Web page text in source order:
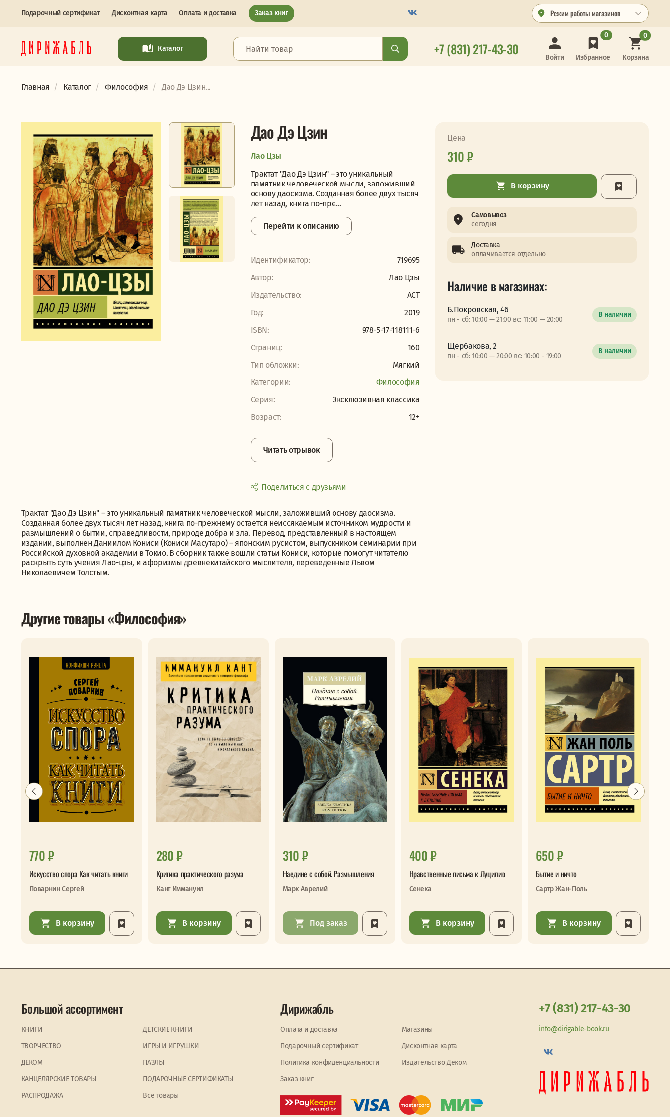
Подарочный сертификат Дисконтная карта Оплата и доставка Заказ книг Режим работы магазинов
Каталог +7 (831) 217-43-30 Войти Избранное
0
Корзина
0
Главная Каталог Философия Дао Дэ Цзин...
Дао Дэ Цзин
Лао Цзы
Трактат "Дао Дэ Цзин" – это уникальный
памятник человеческой мысли, заложивший
основу даосизма. Созданная более двух тысяч
лет назад, книга по-пре...
Перейти к описанию
Идентификатор:
719695
Автор:
Лао Цзы
Издательство:
АСТ
Год:
2019
ISBN:
978-5-17-118111-6
Страниц:
160
Тип обложки:
Мягкий
Категории:
Философия
Серия:
Эксклюзивная классика
Возраст:
12+
Читать отрывок
Поделиться с друзьями
Трактат "Дао Дэ Цзин" – это уникальный памятник человеческой мысли, заложивший основу даосизма.
Созданная более двух тысяч лет назад, книга по-прежнему остается неиссякаемым источником мудрости и
размышлений о бытии, справедливости, природе добра и зла. Перевод, представленный в настоящем
издании, выполнен Даниилом Кониси (Кониси Масутаро) – японским русистом, выпускником семинарии при
Российской духовной академии в Токио. В сборник также вошли статьи Кониси, которые помогут читателю
раскрыть суть учения Лао-цзы, и афоризмы древнекитайского мыслителя, переведенные Львом
Николаевичем Толстым.
Цена
310 ₽
В корзину
Самовывоз
сегодня
Доставка
оплачивается отдельно
Наличие в магазинах:
Б.Покровская, 46
пн - сб: 10:00 — 21:00 вс: 11:00 — 20:00
В наличии
Щербакова, 2
пн - сб: 10:00 — 20:00 вс: 10:00 - 19:00
В наличии
Другие товары «Философия»
770 ₽
Искусство спора Как читать книги
Поварнин Сергей
В корзину
280 ₽
Критика практического разума
Кант Иммануил
В корзину
310 ₽
Наедине с собой. Размышления
Марк Аврелий
Под заказ
400 ₽
Нравственные письма к Луцилию
Сенека
В корзину
650 ₽
Бытие и ничто
Сартр Жан-Поль
В корзину
Большой ассортимент
КНИГИ
ДЕТСКИЕ КНИГИ
ТВОРЧЕСТВО
ИГРЫ И ИГРУШКИ
ДЕКОМ
ПАЗЛЫ
КАНЦЕЛЯРСКИЕ ТОВАРЫ
ПОДАРОЧНЫЕ СЕРТИФИКАТЫ
PАСПРОДАЖА
Все товары
Дирижабль
Оплата и доставка
Магазины
Подарочный сертификат
Дисконтная карта
Политика конфиденциальности
Издательство Деком
Заказ книг
+7 (831) 217-43-30
info@dirigable-book.ru